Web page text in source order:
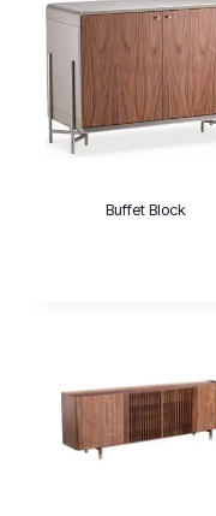
Buffet Block